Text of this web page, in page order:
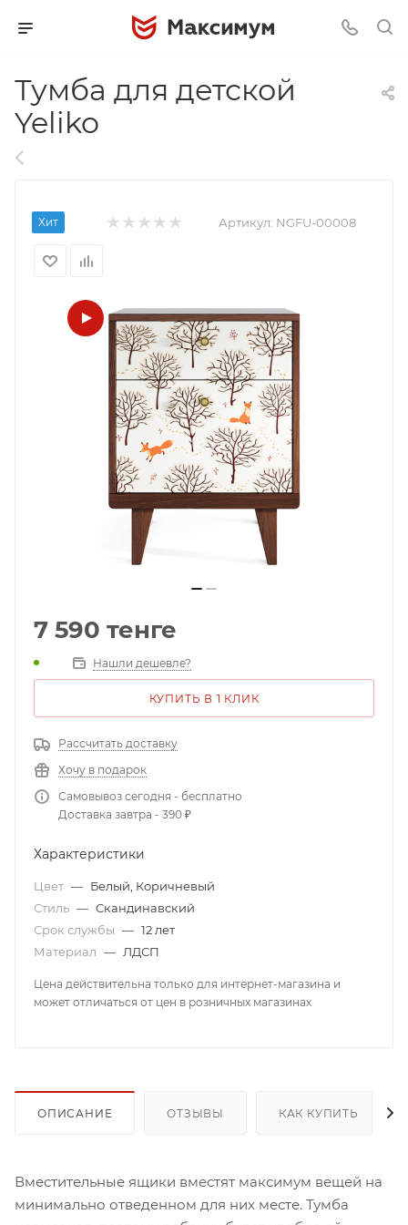
Тумба для детской
Yeliko
Хит Артикул: NGFU-00008
7 590 тенге
Нашли дешевле?
КУПИТЬ В 1 КЛИК
Рассчитать доставку
Хочу в подарок
Самовывоз сегодня - бесплатно
Доставка завтра - 390 ₽
Характеристики
Цвет — Белый, Коричневый
Стиль — Скандинавский
Срок службы — 12 лет
Материал — ЛДСП
Цена действительна только для интернет-магазина и
может отличаться от цен в розничных магазинах
ОПИСАНИЕ ОТЗЫВЫ КАК КУПИТЬ
Вместительные ящики вместят максимум вещей на
минимально отведенном для них месте. Тумба